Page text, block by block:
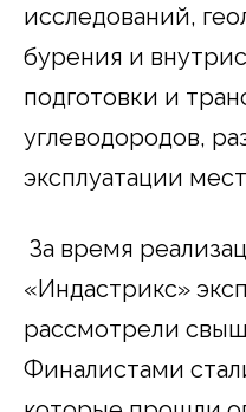
исследований,
бурения и
подготовки и
углеводородов,
эксплуатации
За время
«Индастрикс»
рассмотрели
Финалистами